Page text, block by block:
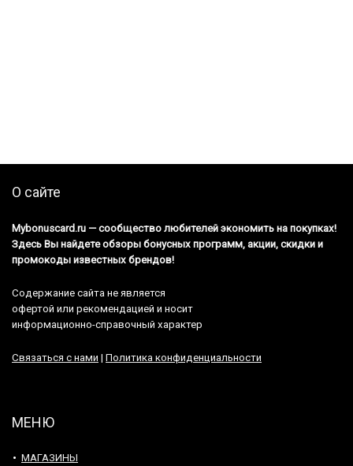
О сайте
Mybonuscard.ru — cообщество любителей экономить на покупках!
Здесь Вы найдете обзоры бонусных программ, акции, скидки и
промокоды известных брендов!
Содержание сайта не является
офертой или рекомендацией и носит
информационно-справочный характер
Связаться с нами | Политика конфиденциальности
МЕНЮ
МАГАЗИНЫ